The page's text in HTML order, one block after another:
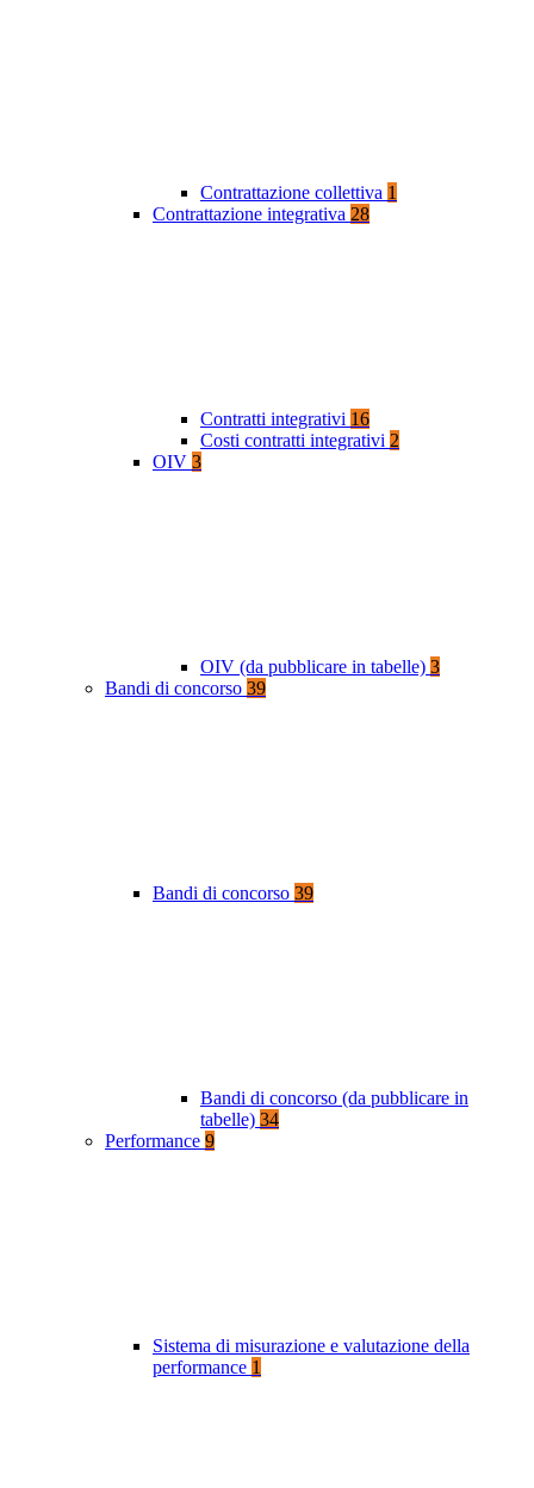
Contrattazione collettiva 1
Contrattazione integrativa 28
Contratti integrativi 16
Costi contratti integrativi 2
OIV 3
OIV (da pubblicare in tabelle) 3
Bandi di concorso 39
Bandi di concorso 39
Bandi di concorso (da pubblicare in
tabelle) 34
Performance 9
Sistema di misurazione e valutazione della
performance 1